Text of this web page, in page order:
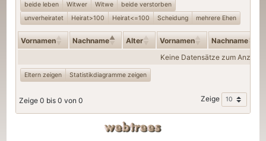
beide leben Witwer Witwe
beide verstorben
unverheiratet
Heirat>100 Heirat<=100 Scheidung mehrere Ehen
Vornamen Nachname Alter Vornamen Nachname
Keine Datensätze zum
Eltern zeigen Statistikdiagramme zeigen
Zeige 0 bis 0 von 0 Zeige